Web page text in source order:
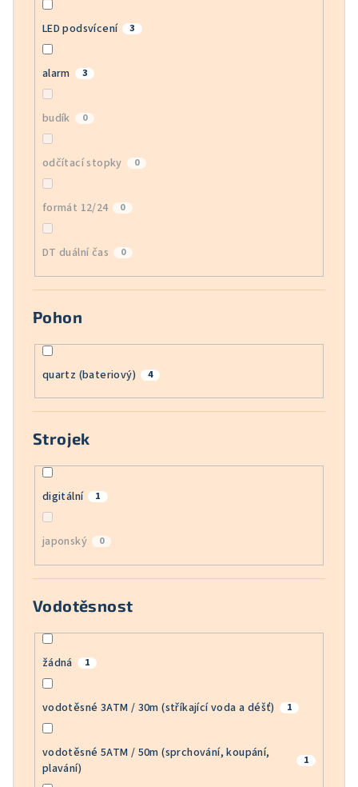
LED podsvícení 3
alarm 3
budík 0
odčítací stopky 0
formát 12/24 0
DT duální čas 0
Pohon
quartz (bateriový) 4
Strojek
digitální 1
japonský 0
Vodotěsnost
žádná 1
vodotěsné 3ATM / 30m (stříkající voda a déšť) 1
vodotěsné 5ATM / 50m (sprchování, koupání,
plavání)
1